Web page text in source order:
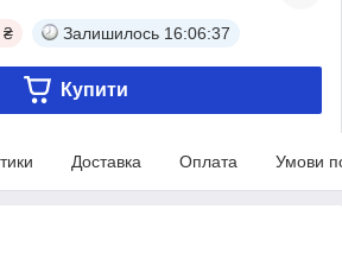
₴ Залишилось 16:06:36
Купити
Доставка Оплата Умови